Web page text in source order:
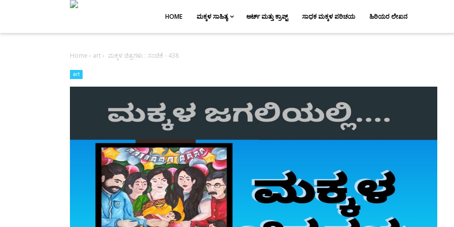
HOME ಮಕ್ಕಳ ಸಾಹಿತ್ಯ ಆರ್ಟ್ ಮತ್ತು ಕ್ರಾಪ್ಟ್ ಸಾಧಕ ಮಕ್ಕಳ ಪರಿಚಯ ಹಿರಿಯರ ಲೇಖನ
Home › art› ಮಕ್ಕಳ ಚಿತ್ರಗಳು : ಸಂಚಿಕೆ - 438
art